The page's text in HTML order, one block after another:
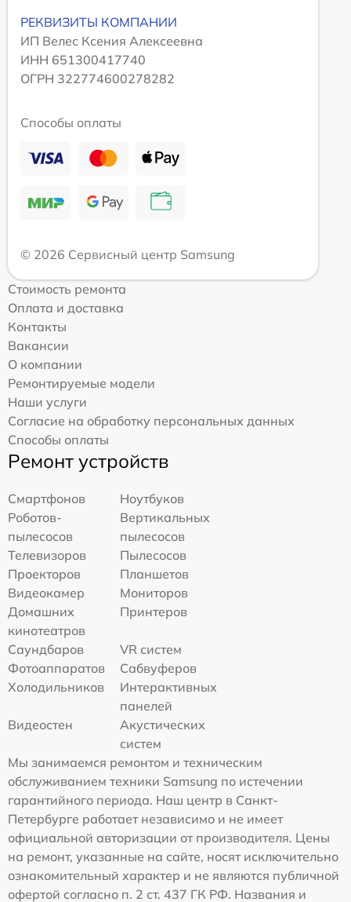
РЕКВИЗИТЫ КОМПАНИИ
ИП Велес Ксения Алексеевна
ИНН 651300417740
ОГРН 322774600278282
Способы оплаты
© 2026 Сервисный центр Samsung
Стоимость ремонта
Оплата и доставка
Контакты
Вакансии
О компании
Ремонтируемые модели
Наши услуги
Согласие на обработку персональных данных
Способы оплаты
Ремонт устройств
Смартфонов
Ноутбуков
Роботов-
пылесосов
Вертикальных
пылесосов
Телевизоров
Пылесосов
Проекторов
Планшетов
Видеокамер
Мониторов
Домашних
кинотеатров
Принтеров
Саундбаров
VR систем
Фотоаппаратов
Сабвуферов
Холодильников
Интерактивных
панелей
Видеостен
Акустических
систем
Мы занимаемся ремонтом и техническим
обслуживанием техники Samsung по истечении
гарантийного периода. Наш центр в Санкт-
Петербурге работает независимо и не имеет
официальной авторизации от производителя. Цены
на ремонт, указанные на сайте, носят исключительно
ознакомительный характер и не являются публичной
офертой согласно п. 2 ст. 437 ГК РФ. Названия и